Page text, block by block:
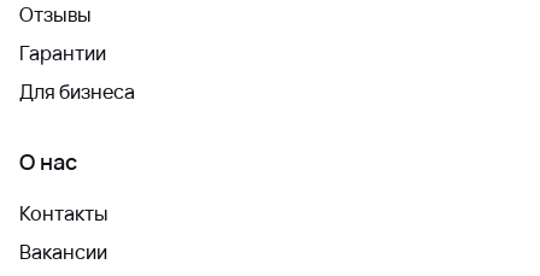
Отзывы
Гарантии
Для бизнеса
О нас
Контакты
Вакансии